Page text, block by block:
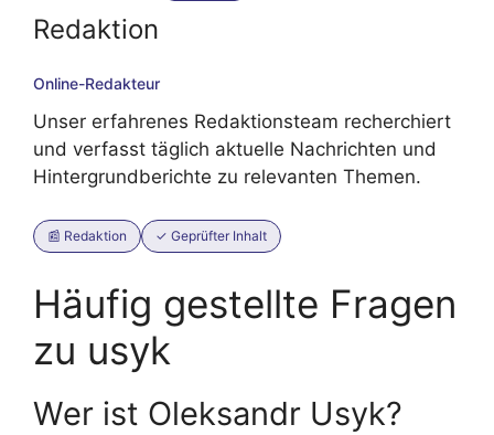
Redaktion
Online-Redakteur
Unser erfahrenes Redaktionsteam recherchiert
und verfasst täglich aktuelle Nachrichten und
Hintergrundberichte zu relevanten Themen.
📰 Redaktion ✓ Geprüfter Inhalt
Häufig gestellte Fragen
zu usyk
Wer ist Oleksandr Usyk?